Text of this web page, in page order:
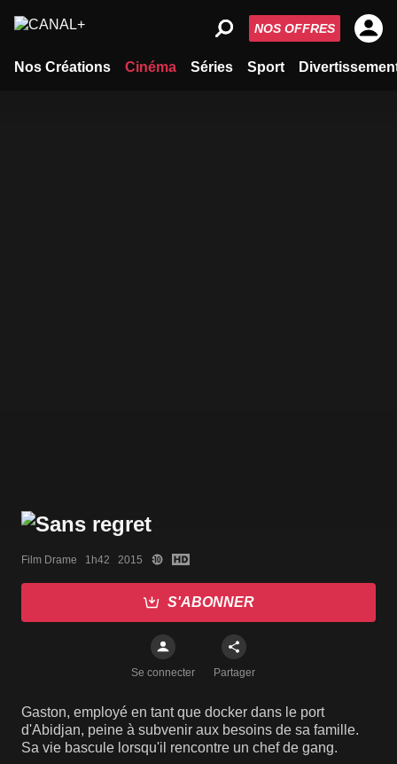
Nos Créations Cinéma Séries Sport
NOS OFFRES
Film Drame   1h42   2015
S'ABONNER
Se connecter Partager
Gaston, employé en tant que docker dans le port
d'Abidjan, peine à subvenir aux besoins de sa famille.
Sa vie bascule lorsqu'il rencontre un chef de gang.